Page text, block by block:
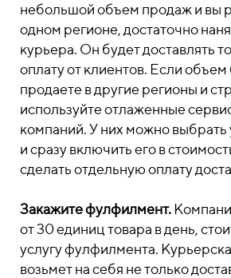
небольшой объем продаж и вы
одном регионе, достаточно
курьера. Он будет доставлять
оплату от клиентов. Если
продаете в другие регионы и
используйте отлаженные
компаний. У них можно
и сразу включить его в
сделать отдельную оплату
Закажите фулфилмент.
от 30 единиц товара в день,
услугу фулфилмента.
возьмет на себя не только